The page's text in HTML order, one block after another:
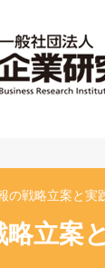
の戦略立案と実
略立案